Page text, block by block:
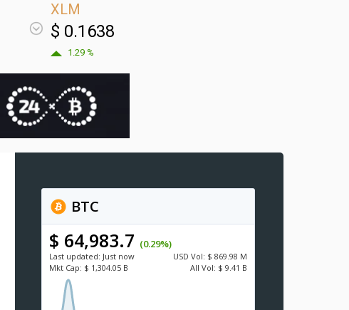
XLM
$ 0.1638
1.29 %
BTC
$ 64,983.7 (0.29%)
Last updated: Just now USD Vol: $ 869.98 M
Mkt Cap: $ 1,304.05 B All Vol: $ 9.41 B